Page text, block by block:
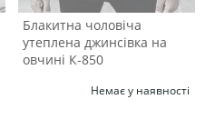
Блакитна чоловіча
утеплена джинсівка на
овчині К-850
Немає у наявності